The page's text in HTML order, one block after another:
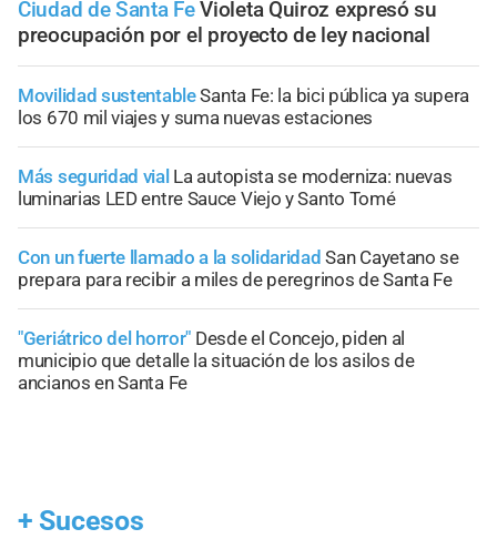
Ciudad de Santa Fe Violeta Quiroz expresó su
preocupación por el proyecto de ley nacional
Movilidad sustentableSanta Fe: la bici pública ya supera
los 670 mil viajes y suma nuevas estaciones
Más seguridad vial La autopista se moderniza: nuevas
luminarias LED entre Sauce Viejo y Santo Tomé
Con un fuerte llamado a la solidaridad San Cayetano se
prepara para recibir a miles de peregrinos de Santa Fe
"Geriátrico del horror" Desde el Concejo, piden al
municipio que detalle la situación de los asilos de
ancianos en Santa Fe
+ Sucesos